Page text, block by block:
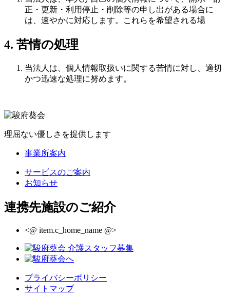
正・更新・利用停止・削除等の申し出がある場合に
は、速やかに対応します。これらを希望される場
4. 苦情の処理
当法人は、個人情報取扱いに関する苦情に対し、適切
かつ迅速な処理に努めます。
理屈ない優しさを提供します
事業所案内
サービスのご案内
お知らせ
連携先施設のご紹介
<@ item.c_home_name @>
プライバシーポリシー
サイトマップ